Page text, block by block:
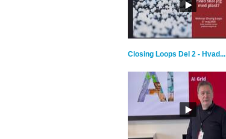
Closing Loops Del 2 - Hvad...